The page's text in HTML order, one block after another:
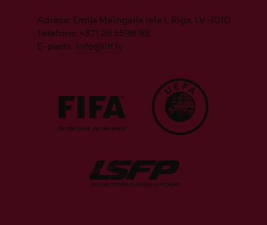
Adrese: Emiļa Melngaiļa iela 1, Rīga, LV-1010
Telefons: +371 28 5598 98
E-pasts: info@lff.lv